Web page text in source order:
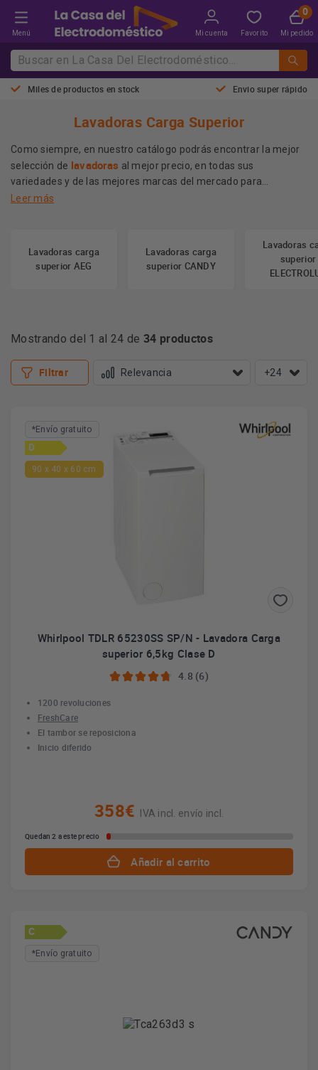
Menú Mi cuenta Favorito Mi pedido
Miles de productos en stock Envio super rápido
Lavadoras Carga Superior
Como siempre, en nuestro catálogo podrás encontrar la mejor
selección de lavadoras al mejor precio, en todas sus
variedades y de las mejores marcas del mercado para
encontrar la opción ideal acorde a ti.
catálogo de nuestra tienda y encontrar las mejores
opciones para adquirir tu nuevo electrodoméstico.
Leer más
Lavadoras carga
superior AEG
Lavadoras carga
superior CANDY
Lavadoras
superior
Mostrando del 1 al 24 de 34 productos
Filtrar +24
*Envío gratuito
D
90 x 40 x 60 cm
Whirlpool TDLR 65230SS SP/N - Lavadora Carga
superior 6,5kg Clase D
4.8 (6)
1200 revoluciones
FreshCare
El tambor se reposiciona
Inicio diferido
358€ IVA incl. envío incl.
Quedan 2 a este precio
Añadir al carrito
C
*Envío gratuito